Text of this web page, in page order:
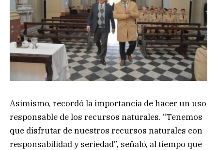
Asimismo, recordó la importancia de hacer un uso
responsable de los recursos naturales. “Tenemos
que disfrutar de nuestros recursos naturales con
responsabilidad y seriedad”, señaló, al tiempo que